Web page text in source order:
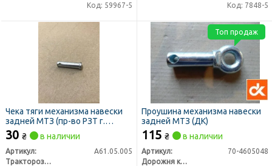
Код: 59967-5 Код: 7848-5
Чека тяги механизма навески
задней МТЗ (пр-во РЗТ г.
Ромны)
30 ₴ в наличии
Артикул:
А61.05.005
Тракторозапчасть г. Ромны
Проушина механизма навески
задней МТЗ (ДК)
115 ₴ в наличии
Артикул:
70-4605048
Дорожня карта
Топ продаж